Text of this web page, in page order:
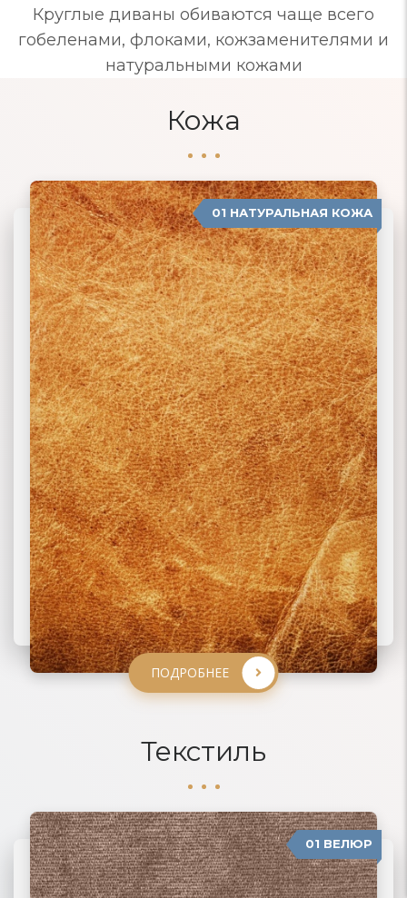
Круглые диваны обиваются чаще всего
гобеленами, флоками, кожзаменителями и
натуральными кожами
Кожа
04 ЗАМША
ПОДРОБНЕЕ
01 НАТУРАЛЬНАЯ КОЖА
ПОДРОБНЕЕ
02 ЭКОКОЖА
ПОДРОБНЕЕ
03 ИСКУССТВЕННАЯ КОЖА
ПОДРОБНЕЕ
Текстиль
06 ЖАККАРД 01 ВЕЛЮР
02 РОГОЖКА
03 ФЛОК